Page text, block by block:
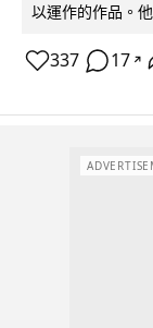
以運作的作品。
337 17 ↗